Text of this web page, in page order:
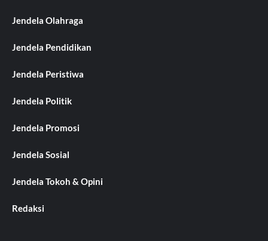
Jendela Olahraga
Jendela Pendidikan
Jendela Peristiwa
Jendela Politik
Jendela Promosi
Jendela Sosial
Jendela Tokoh & Opini
Redaksi